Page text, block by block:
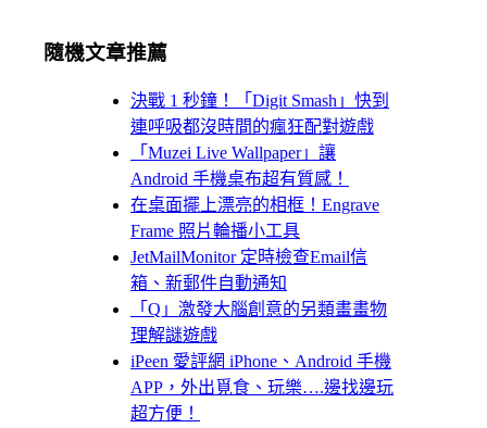
隨機文章推薦
決戰 1 秒鐘！「Digit Smash」快到
連呼吸都沒時間的瘋狂配對遊戲
「Muzei Live Wallpaper」讓
Android 手機桌布超有質感！
在桌面擺上漂亮的相框！Engrave
Frame 照片輪播小工具
JetMailMonitor 定時檢查Email信
箱、新郵件自動通知
「Q」激發大腦創意的另類畫畫物
理解謎遊戲
iPeen 愛評網 iPhone、Android 手機
APP，外出覓食、玩樂….邊找邊玩
超方便！